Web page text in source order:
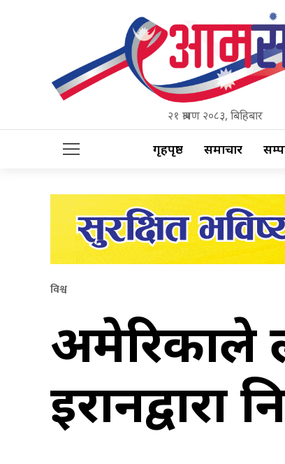
२१ श्रावण २०८३, बिहिबार
गृहपृष्ठ समाचार
विश्व
अमेरिकाले
इरानद्वारा